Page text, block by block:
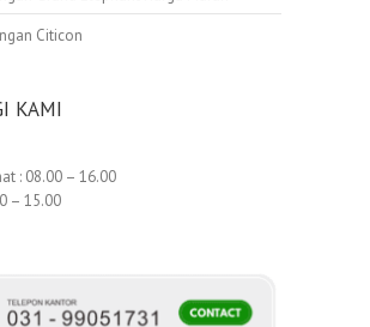
Citicon
KAMI
: 08.00 – 16.00
– 15.00